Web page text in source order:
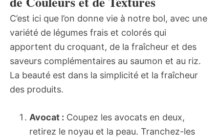
C’est ici que l’on donne vie à notre bol, avec une
variété de légumes frais et colorés qui
apportent du croquant, de la fraîcheur et des
saveurs complémentaires au saumon et au riz.
La beauté est dans la simplicité et la fraîcheur
des produits.
Avocat : Coupez les avocats en deux,
retirez le noyau et la peau. Tranchez-les